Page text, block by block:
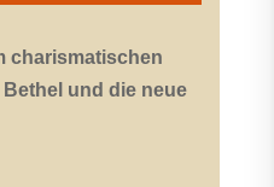
charismatischen
und die neue